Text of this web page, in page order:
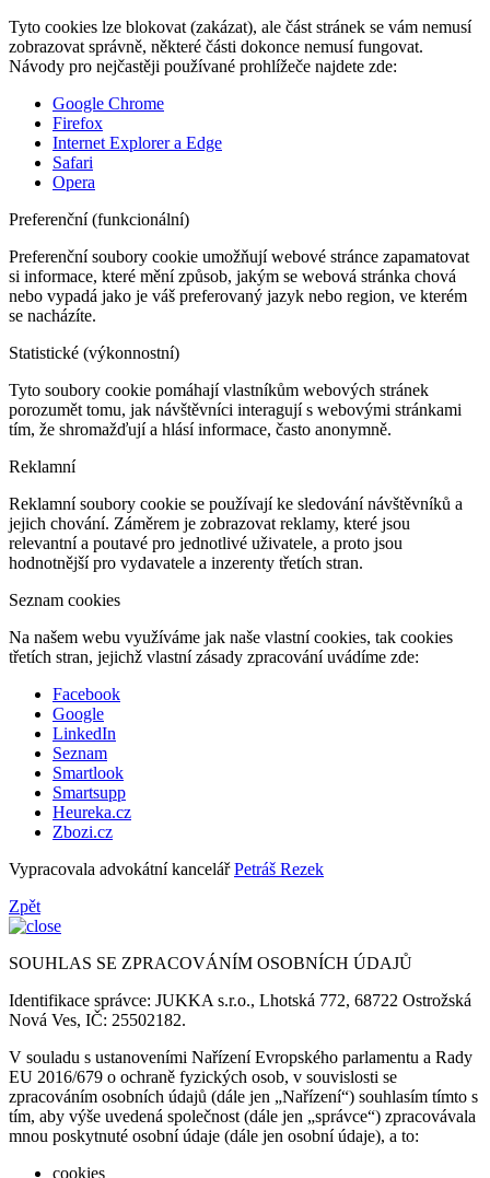
Tyto cookies lze blokovat (zakázat), ale část stránek se vám nemusí
zobrazovat správně, některé části dokonce nemusí fungovat.
Návody pro nejčastěji používané prohlížeče najdete zde:
Google Chrome
Firefox
Internet Explorer a Edge
Safari
Opera
Preferenční (funkcionální)
Preferenční soubory cookie umožňují webové stránce zapamatovat
si informace, které mění způsob, jakým se webová stránka chová
nebo vypadá jako je váš preferovaný jazyk nebo region, ve kterém
se nacházíte.
Statistické (výkonnostní)
Tyto soubory cookie pomáhají vlastníkům webových stránek
porozumět tomu, jak návštěvníci interagují s webovými stránkami
tím, že shromažďují a hlásí informace, často anonymně.
Reklamní
Reklamní soubory cookie se používají ke sledování návštěvníků a
jejich chování. Záměrem je zobrazovat reklamy, které jsou
relevantní a poutavé pro jednotlivé uživatele, a proto jsou
hodnotnější pro vydavatele a inzerenty třetích stran.
Seznam cookies
Na našem webu využíváme jak naše vlastní cookies, tak cookies
třetích stran, jejichž vlastní zásady zpracování uvádíme zde:
Facebook
Google
LinkedIn
Seznam
Smartlook
Smartsupp
Heureka.cz
Zbozi.cz
Vypracovala advokátní kancelářPetráš Rezek
Zpět
SOUHLAS SE ZPRACOVÁNÍM OSOBNÍCH ÚDAJŮ
Identifikace správce: JUKKA s.r.o., Lhotská 772, 68722 Ostrožská
Nová Ves, IČ: 25502182.
V souladu s ustanoveními Nařízení Evropského parlamentu a Rady
EU 2016/679 o ochraně fyzických osob, v souvislosti se
zpracováním osobních údajů (dále jen „Nařízení“) souhlasím tímto s
tím, aby výše uvedená společnost (dále jen „správce“) zpracovávala
mnou poskytnuté osobní údaje (dále jen osobní údaje), a to:
cookies